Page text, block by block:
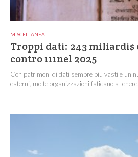
MISCELLANEA
Troppi dati: 243 miliardi$
contro 111nel 2025
Con patrimoni di dati sempre più vasti e un
esterni, molte organizzazioni faticano a